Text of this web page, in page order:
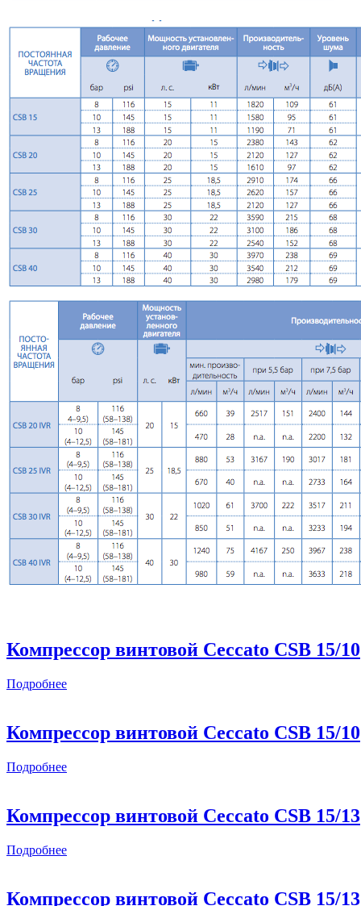
Компрессор винтовой Ceccato CSB 15/10
Подробнее
Компрессор винтовой Ceccato CSB 15/10
Подробнее
Компрессор винтовой Ceccato CSB 15/13
Подробнее
Компрессор винтовой Ceccato CSB 15/13